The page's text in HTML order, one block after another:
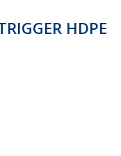
HDPE